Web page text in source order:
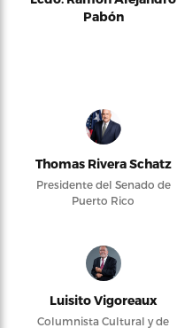
Pabón
Thomas Rivera Schatz
Presidente del Senado de
Puerto Rico
Luisito Vigoreaux
Columnista Cultural y de